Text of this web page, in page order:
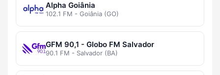
Alpha Goiânia
102.1 FM - Goiânia (GO)
GFM 90,1 - Globo FM Salvador
90.1 FM - Salvador (BA)